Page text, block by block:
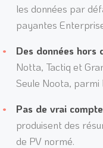
les données par
payantes
Des données hors
Notta, Tactiq et
Seule Noota,
Pas de vrai
produisent des
de PV normé.